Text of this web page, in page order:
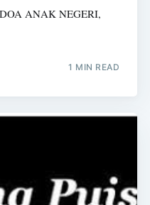
ANAK NEGERI,
1 MIN READ